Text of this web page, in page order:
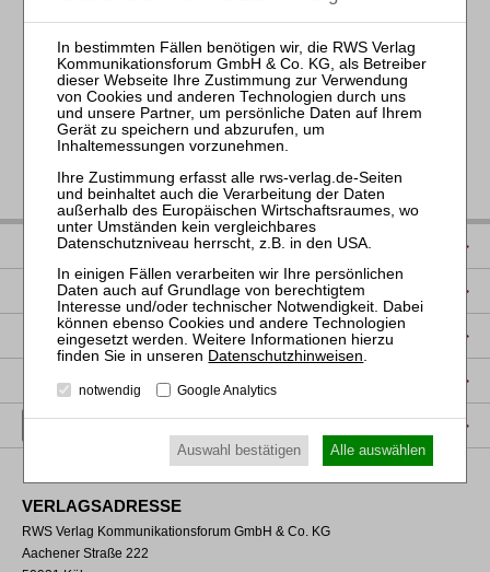
1 2 3 4
2 3 4
IMPRESSUM
DATENSCHUTZ
NUTZUNGSBESTIMMUNGEN/AGB
PRODUKTSICHERHEIT (GPSR)
VERTRAG WIDERRUFEN
VERLAGSADRESSE
RWS Verlag Kommunikationsforum GmbH & Co. KG
Aachener Straße 222
Datenschutzhinweisen.
notwendig Google Analytics
Auswahl bestätigen Alle auswählen